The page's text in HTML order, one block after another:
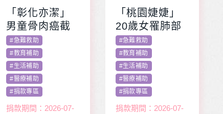
「彰化亦潔」
男童骨肉癌截
肢化療 受暴單
親媽照顧陷困
#急難救助
#教育補助
#生活補助
#醫療補助
#捐款專區
捐款期間：2026-07-
「桃園婕婕」
20歲女罹肺部
罕病 父兼多份
工愁醫費
#急難救助
#教育補助
#生活補助
#醫療補助
#捐款專區
捐款期間：2026-07-